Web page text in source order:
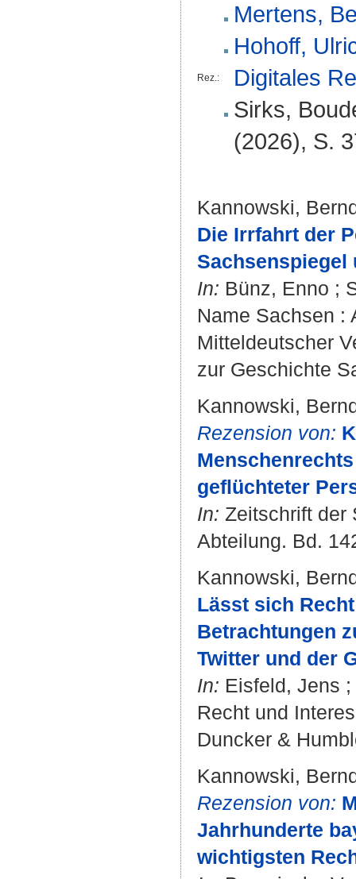
Rez.:
Mertens,
Hohoff,
Digitales
Sirks,
(2026), S.
Kannowski,
Die Irrfahrt der
Sachsenspiegel
In: Bünz, Enno ;
Name Sachsen :
Mitteldeutscher
zur Geschichte
Kannowski,
Rezension von:
geflüchteter
In: Zeitschrift der
Abteilung. Bd.
Kannowski,
Lässt sich
Betrachtungen
Twitter und der
In: Eisfeld, Jens ;
Recht und
Duncker &
Kannowski,
Rezension von:
Jahrhunderte
wichtigsten